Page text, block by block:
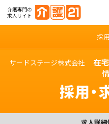
介護専門の
求人サイト
採
サードステージ株式会社 在
採用・